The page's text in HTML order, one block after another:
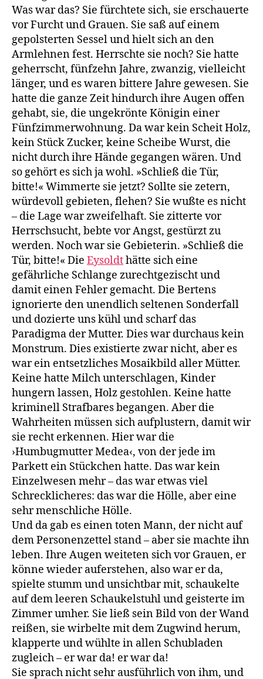
Was war das? Sie fürchtete sich, sie erschauerte
vor Furcht und Grauen. Sie saß auf einem
gepolsterten Sessel und hielt sich an den
Armlehnen fest. Herrschte sie noch? Sie hatte
geherrscht, fünfzehn Jahre, zwanzig, vielleicht
länger, und es waren bittere Jahre gewesen. Sie
hatte die ganze Zeit hindurch ihre Augen offen
gehabt, sie, die ungekrönte Königin einer
Fünfzimmerwohnung. Da war kein Scheit Holz,
kein Stück Zucker, keine Scheibe Wurst, die
nicht durch ihre Hände gegangen wären. Und
so gehört es sich ja wohl. »Schließ die Tür,
bitte!« Wimmerte sie jetzt? Sollte sie zetern,
würdevoll gebieten, flehen? Sie wußte es nicht
– die Lage war zweifelhaft. Sie zitterte vor
Herrschsucht, bebte vor Angst, gestürzt zu
werden. Noch war sie Gebieterin. »Schließ die
Tür, bitte!« Die Eysoldthätte sich eine
gefährliche Schlange zurechtgezischt und
damit einen Fehler gemacht. Die Bertens
ignorierte den unendlich seltenen Sonderfall
und dozierte uns kühl und scharf das
Paradigma der Mutter. Dies war durchaus kein
Monstrum. Dies existierte zwar nicht, aber es
war ein entsetzliches Mosaikbild aller Mütter.
Keine hatte Milch unterschlagen, Kinder
hungern lassen, Holz gestohlen. Keine hatte
kriminell Strafbares begangen. Aber die
Wahrheiten müssen sich aufplustern, damit wir
sie recht erkennen. Hier war die
›Humbugmutter Medea‹, von der jede im
Parkett ein Stückchen hatte. Das war kein
Einzelwesen mehr – das war etwas viel
Schrecklicheres: das war die Hölle, aber eine
sehr menschliche Hölle.
Und da gab es einen toten Mann, der nicht auf
dem Personenzettel stand – aber sie machte ihn
leben. Ihre Augen weiteten sich vor Grauen, er
könne wieder auferstehen, also war er da,
spielte stumm und unsichtbar mit, schaukelte
auf dem leeren Schaukelstuhl und geisterte im
Zimmer umher. Sie ließ sein Bild von der Wand
reißen, sie wirbelte mit dem Zugwind herum,
klapperte und wühlte in allen Schubladen
zugleich – er war da! er war da!
Sie sprach nicht sehr ausführlich von ihm, und